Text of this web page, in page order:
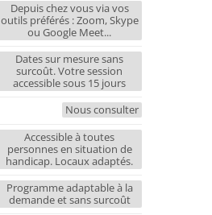
Depuis chez vous via vos
outils préférés : Zoom, Skype
ou Google Meet...
Dates sur mesure sans
surcoût. Votre session
accessible sous 15 jours
Nous consulter
Accessible à toutes
personnes en situation de
handicap. Locaux adaptés.
Programme adaptable à la
demande et sans surcoût